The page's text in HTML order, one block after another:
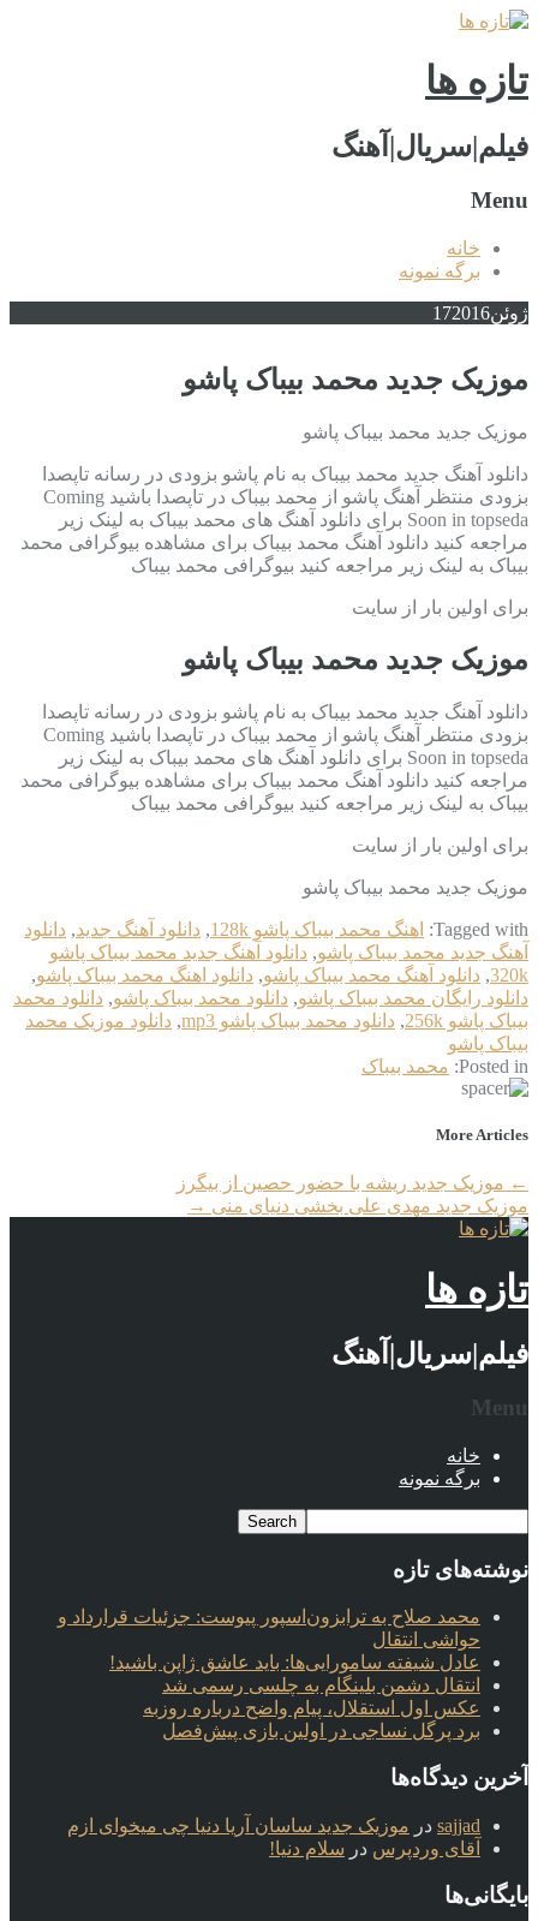
تازه ها
فیلم|سریال|آهنگ
Menu
خانه
برگه نمونه
ژوئن 172016
موزیک جدید محمد بیباک پاشو
موزیک جدید محمد بیباک پاشو
دانلود آهنگ جدید محمد بیباک به نام پاشو بزودی در رسانه تاپصدا
بزودی منتظر آهنگ پاشو از محمد بیباک در تاپصدا باشید Coming
Soon in topseda برای دانلود آهنگ های محمد بیباک به لینک زیر
مراجعه کنید دانلود آهنگ محمد بیباک برای مشاهده بیوگرافی محمد
بیباک به لینک زیر مراجعه کنید بیوگرافی محمد بیباک
برای اولین بار از سایت
موزیک جدید محمد بیباک پاشو
دانلود آهنگ جدید محمد بیباک به نام پاشو بزودی در رسانه تاپصدا
بزودی منتظر آهنگ پاشو از محمد بیباک در تاپصدا باشید Coming
Soon in topseda برای دانلود آهنگ های محمد بیباک به لینک زیر
مراجعه کنید دانلود آهنگ محمد بیباک برای مشاهده بیوگرافی محمد
بیباک به لینک زیر مراجعه کنید بیوگرافی محمد بیباک
برای اولین بار از سایت
موزیک جدید محمد بیباک پاشو
Tagged with: اهنگ محمد بیباک پاشو 128k , دانلود آهنگ جدید, دانلود
آهنگ جدید محمد بیباک پاشو, دانلود آهنگ جدید محمد بیباک پاشو
320k
, دانلود آهنگ محمد بیباک پاشو, دانلود اهنگ محمد بیباک پاشو,
دانلود رایگان محمد بیباک پاشو, دانلود محمد بیباک پاشو, دانلود محمد
بیباک پاشو 256k
, دانلود محمد بیباک پاشو mp3 , دانلود موزیک محمد
بیباک پاشو
Posted in: محمد بیباک
More Articles
← موزیک جدید ریشه با حضور حصین از بیگرز
موزیک جدید مهدی علی بخشی دنیای منی →
تازه ها
فیلم|سریال|آهنگ
Menu
خانه
برگه نمونه
نوشته‌های تازه
محمد صلاح به ترابزون‌اسپور پیوست: جزئیات قرارداد و
حواشی انتقال
عادل شیفته سامورایی‌ها: باید عاشق ژاپن باشید!
انتقال دشمن بلینگام به چلسی رسمی شد
عکس اول استقلال، پیام واضح درباره روزبه
برد پرگل نساجی در اولین بازی پیش‌فصل
آخرین دیدگاه‌ها
sajjad در موزیک جدید ساسان آریا دنیا چی میخوای ازم
آقای وردپرس در سلام دنیا!
بایگانی‌ها